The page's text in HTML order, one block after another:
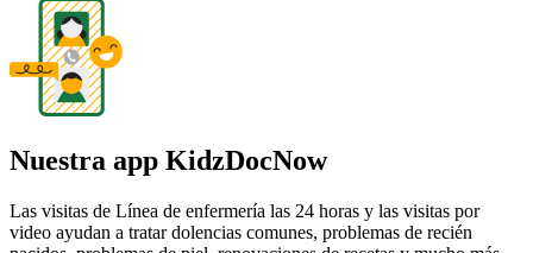
Nuestra app KidzDocNow
Las visitas de Línea de enfermería las 24 horas y las visitas por
video ayudan a tratar dolencias comunes, problemas de recién